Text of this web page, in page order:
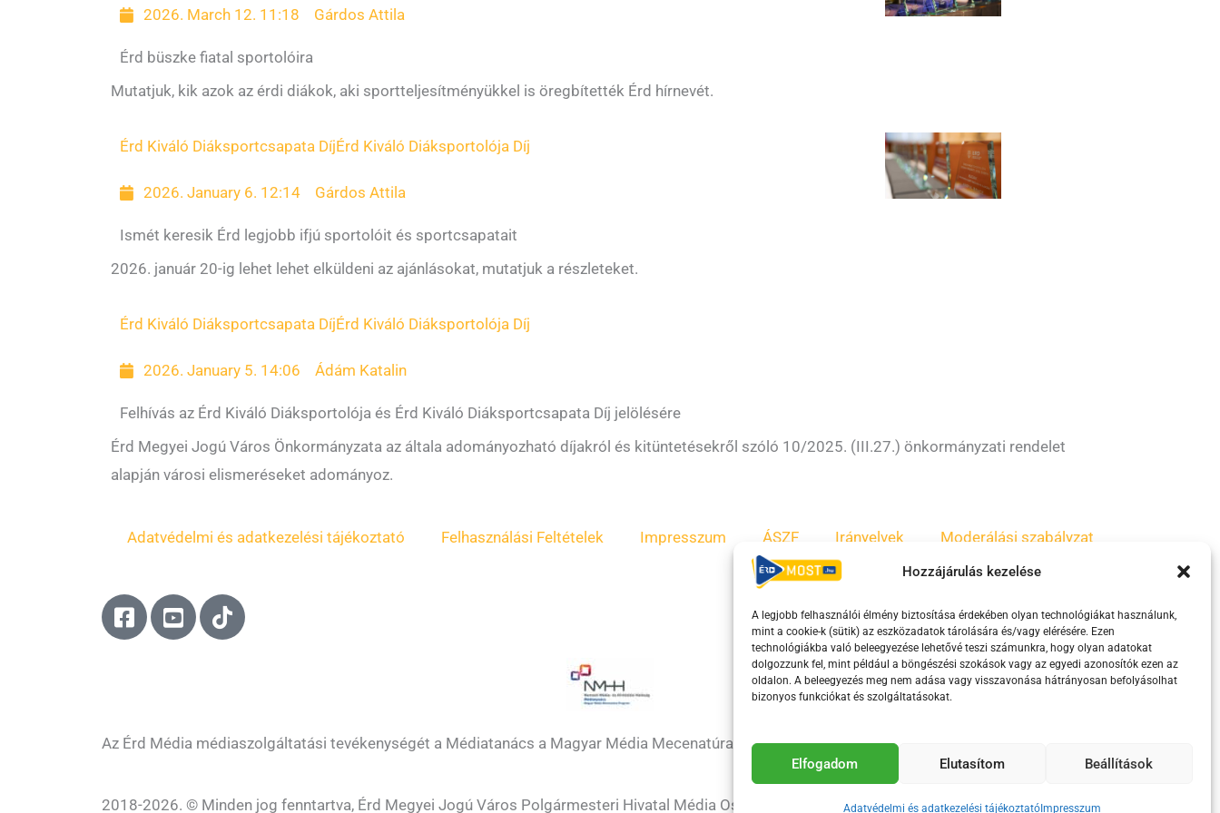
Hozzájárulás kezelése
A legjobb felhasználói élmény biztosítása érdekében olyan technológiákat használunk,
mint a cookie-k (sütik) az eszközadatok tárolására és/vagy elérésére. Ezen
technológiákba való beleegyezése lehetővé teszi számunkra, hogy olyan adatokat
dolgozzunk fel, mint például a böngészési szokások vagy az egyedi azonosítók ezen az
oldalon. A beleegyezés meg nem adása vagy visszavonása hátrányosan befolyásolhat
bizonyos funkciókat és szolgáltatásokat.
Elfogadom Elutasítom Beállítások
Adatvédelmi és adatkezelési tájékoztatóImpresszum
2026. March 12. 11:18 Gárdos Attila
Érd büszke fiatal sportolóira
Mutatjuk, kik azok az érdi diákok, aki sportteljesítményükkel is öregbítették Érd hírnevét.
Érd Kiváló Diáksportcsapata DíjÉrd Kiváló Diáksportolója Díj
2026. January 6. 12:14 Gárdos Attila
Ismét keresik Érd legjobb ifjú sportolóit és sportcsapatait
2026. január 20-ig lehet lehet elküldeni az ajánlásokat, mutatjuk a részleteket.
Érd Kiváló Diáksportcsapata DíjÉrd Kiváló Diáksportolója Díj
2026. January 5. 14:06 Ádám Katalin
Felhívás az Érd Kiváló Diáksportolója és Érd Kiváló Diáksportcsapata Díj jelölésére
Érd Megyei Jogú Város Önkormányzata az általa adományozható díjakról és kitüntetésekről szóló 10/2025. (III.27.) önkormányzati rendelet
alapján városi elismeréseket adományoz.
Adatvédelmi és adatkezelési tájékoztató Felhasználási Feltételek Impresszum ÁSZF Irányelvek Moderálási szabályzat
F
a
o
Y
o
e
T
i
Az Érd Média médiaszolgáltatási tevékenységét a Médiatanács a Magyar Média Mecenatúra program keretében támogatja.
2018-2026. © Minden jog fenntartva, Érd Megyei Jogú Város Polgármesteri Hivatal Média Osztálya